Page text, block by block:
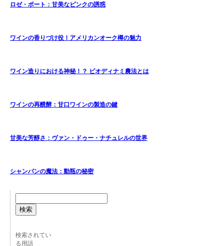
ロゼ・ポート：甘美なピンクの誘惑
ワインの香りづけ役！アメリカンオーク樽の魅力
ワイン造りにおける神秘！？ ビオディナミ農法とは
ワインの再醗酵：甘口ワインの製造の鍵
甘美な芳醇さ：ヴァン・ドゥー・ナチュレルの世界
シャンパンの魔法：動瓶の秘密
検索
検索されてい
る用語